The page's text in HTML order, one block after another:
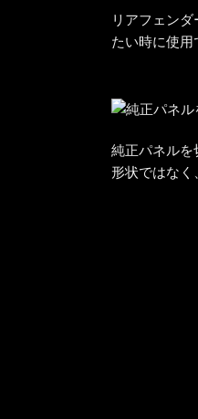
リアフェン
たい時に使用
純正パネルを
形状ではなく